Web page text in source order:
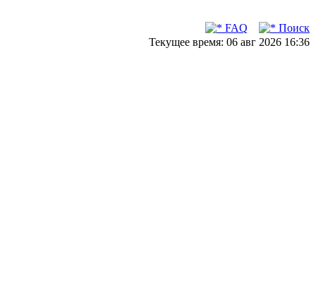
FAQ
Поиск
Текущее время: 06 авг 2026 16:36